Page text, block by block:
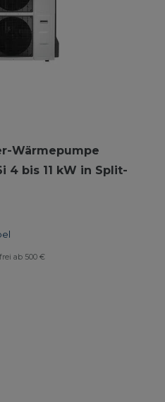
Wärmepumpe
4 bis 11 kW in Split-
ab 500 €